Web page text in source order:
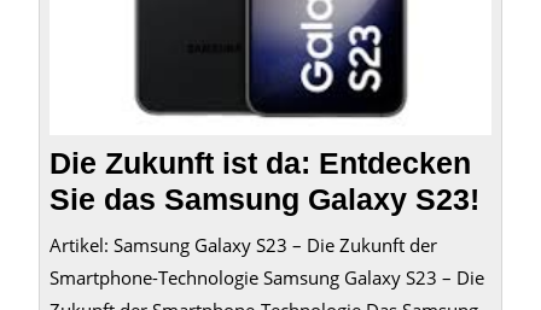
Die Zukunft ist da: Entdecken
Sie das Samsung Galaxy S23!
Artikel: Samsung Galaxy S23 – Die Zukunft der
Smartphone-Technologie Samsung Galaxy S23 – Die